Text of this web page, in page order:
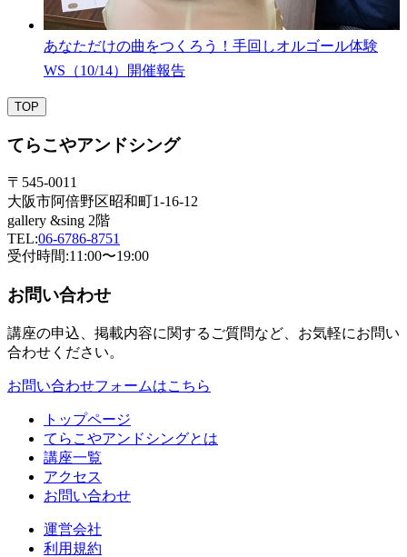
あなただけの曲をつくろう！手回しオルゴール体験
WS（10/14）開催報告
TOP
てらこやアンドシング
〒545-0011
大阪市阿倍野区昭和町1-16-12
gallery &sing 2階
TEL:06-6786-8751
受付時間:11:00〜19:00
お問い合わせ
講座の申込、掲載内容に関するご質問など、お気軽にお問い
合わせください。
お問い合わせフォームはこちら
トップページ
てらこやアンドシングとは
講座一覧
アクセス
お問い合わせ
運営会社
利用規約